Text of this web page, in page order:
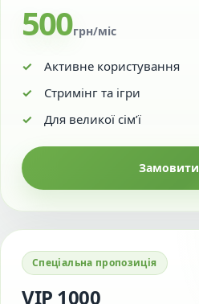
500грн/міс
Активне користування
Стримінг та ігри
Для великої сім’ї
Замовити
Спеціальна пропозиція
VIP 1000